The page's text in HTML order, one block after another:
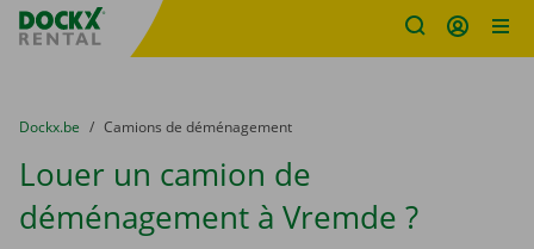
sitename
You are here:
du
Dockx.be to
Camions de déménagement
Louer un camion de
déménagement à Vremde ?